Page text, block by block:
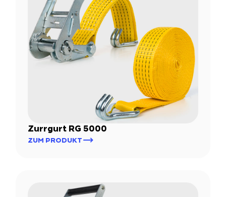
Zurrgurt RG 5000
ZUM PRODUKT